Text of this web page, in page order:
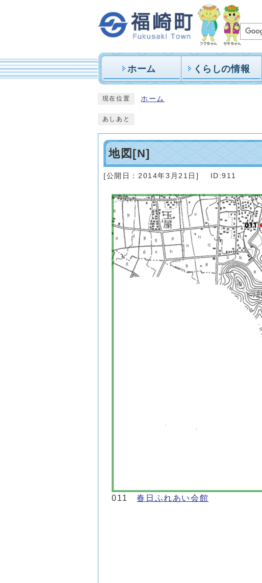
ホーム くらしの情報
現在位置 ホーム
あしあと
地図[N]
[公開日： 2014年3月21日 ] ID:911
011春日ふれあい会館